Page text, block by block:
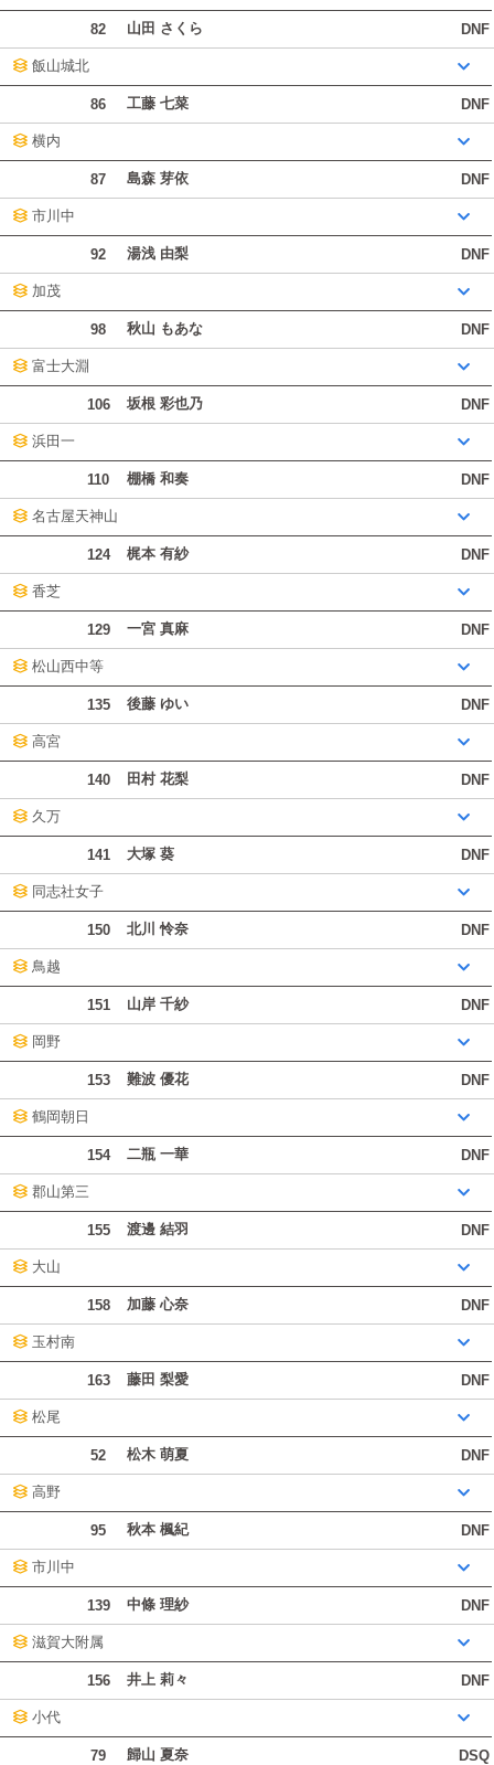
82 山田 さくら DNF
飯山城北
86 工藤 七菜 DNF
横内
87 島森 芽依 DNF
市川中
92 湯浅 由梨 DNF
加茂
98 秋山 もあな DNF
富士大淵
106 坂根 彩也乃 DNF
浜田一
110 棚橋 和奏 DNF
名古屋天神山
124 梶本 有紗 DNF
香芝
129 一宮 真麻 DNF
松山西中等
135 後藤 ゆい DNF
高宮
140 田村 花梨 DNF
久万
141 大塚 葵 DNF
同志社女子
150 北川 怜奈 DNF
鳥越
151 山岸 千紗 DNF
岡野
153 難波 優花 DNF
鶴岡朝日
154 二瓶 一華 DNF
郡山第三
155 渡邊 結羽 DNF
大山
158 加藤 心奈 DNF
玉村南
163 藤田 梨愛 DNF
松尾
52 松木 萌夏 DNF
高野
95 秋本 楓紀 DNF
市川中
139 中條 理紗 DNF
滋賀大附属
156 井上 莉々 DNF
小代
79 歸山 夏奈 DSQ